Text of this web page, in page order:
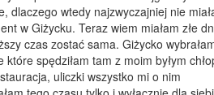
dlaczego wtedy najzwyczajniej nie
w Giżycku. Teraz wiem miałam złe
czas zostać sama. Giżycko
spędziłam tam z moim byłym
uliczki wszystko mi o nim